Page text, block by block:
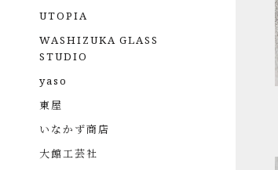
UTOPIA
WASHIZUKA GLASS
STUDIO
yaso
東屋
いなかず商店
大館工芸社